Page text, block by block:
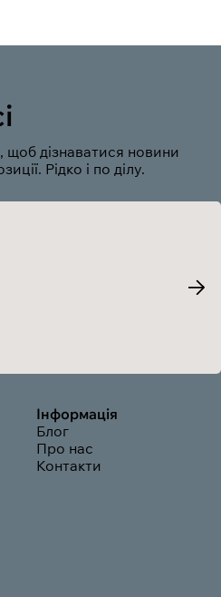
щоб дізнаватися новини
Рідко і по ділу.
Інформація
Блог
Про нас
Контакти